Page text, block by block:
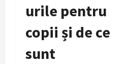
urile pentru
copii și de ce
sunt